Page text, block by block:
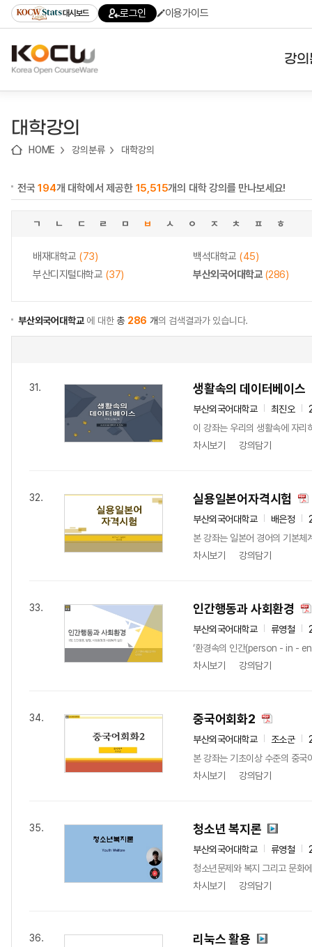
기
기
기
content)
가
대시보드 로그인 이용가이드
강
대학강의
HOME 강의분류 대학강의
전국194개 대학에서 제공한 15,515개의 대학 강의를 만나보세요!
ㄱ ㄴ ㄷ ㄹ ㅁ ㅂ ㅅ ㅇ ㅈ ㅊ ㅍ ㅎ
배재대학교 (73) 백석대학교 (45)
부산디지털대학교 (37) 부산외국어대학교(286)
부산외국어대학교에 대한총 286 개의 검색결과가 있습니다.
31. 생활속의 데이터베이스
부산외국어대학교 최진오
이 강좌는 우리의 생활속에 자리
차시보기
강의담기
32. 실용일본어자격시험
부산외국어대학교 배은정
본 강좌는 일본어 경어의 기본체
차시보기
강의담기
33. 인간행동과 사회환경
부산외국어대학교 류영철
‘환경속의 인간(person - in -
차시보기
강의담기
34. 중국어회화2
부산외국어대학교 조소군
본 강좌는 기초이상 수준의 중국
차시보기
강의담기
35. 청소년 복지론
부산외국어대학교 류영철
청소년문제와 복지 그리고 문화
차시보기
강의담기
36. 리눅스 활용